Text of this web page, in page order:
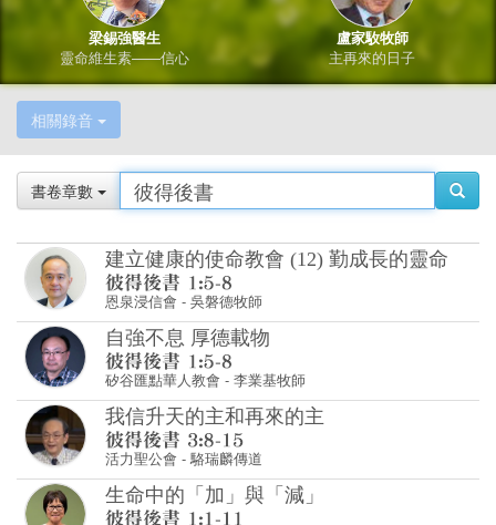
梁錫強醫生
靈命維生素——信心
盧家駇牧師
主再來的日子
相關錄音
書卷章數
建立健康的使命教會 (12) 勤成長的靈命
恩泉浸信會 - 吳磐德牧師
自強不息 厚德載物
矽谷匯點華人教會 - 李業基牧師
我信升天的主和再來的主
活力聖公會 -駱瑞麟傳道
生命中的「加」與「減」